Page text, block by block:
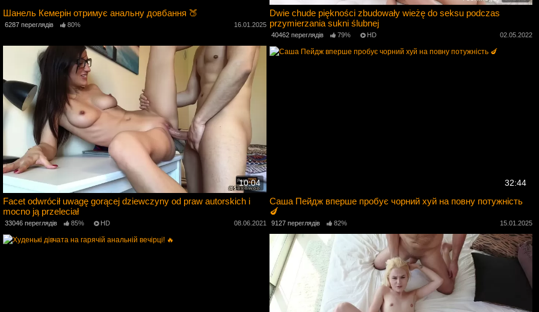
Шанель Кемерін отримує анальну довбання 🍑
6287 переглядів 80% 16.01.2025
Dwie chude piękności zbudowały wieżę do seksu podczas
przymierzania sukni ślubnej
40462 переглядів 79% HD 02.05.2022
10:04
Facet odwrócił uwagę gorącej dziewczyny od praw autorskich i
mocno ją przeleciał
33046 переглядів 85% HD 08.06.2021
32:44
Саша Пейдж вперше пробує чорний хуй на повну потужність
🍆
9127 переглядів 82% 15.01.2025